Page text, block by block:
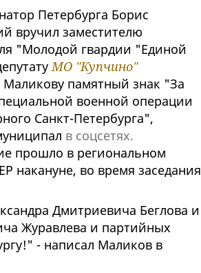
Петербурга Борис
вручил заместителю
"Молодой гвардии "Единой
МО "Купчино"
Маликову памятный знак "За
военной операции
Санкт-Петербурга",
в соцсетях.
прошло в региональном
накануне, во время заседания
Дмитриевича Беглова и
Журавлева и партийных
- написал Маликов в